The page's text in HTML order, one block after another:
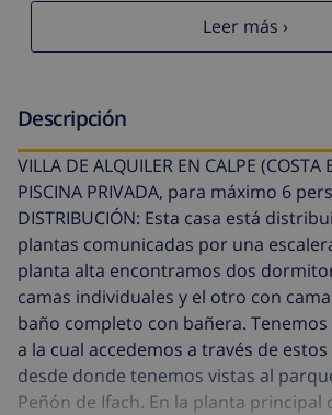
Leer más ›
Descripción
VILLA DE ALQUILER EN CALPE (COSTA
PISCINA PRIVADA, para máximo 6
DISTRIBUCIÓN: Esta casa está
plantas comunicadas por una
planta alta encontramos dos
camas individuales y el otro con
baño completo con bañera.
a la cual accedemos a través de
desde donde tenemos vistas al
Peñón de Ifach. En la planta principal